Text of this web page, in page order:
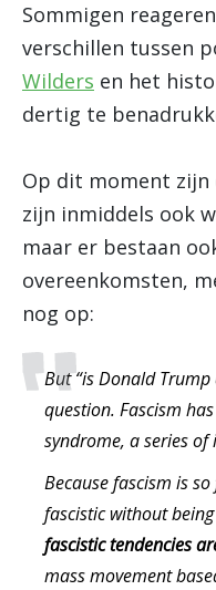
Sommigen
verschillen tussen
Wilders en het
dertig te
Op dit moment zijn
zijn inmiddels ook
maar er bestaan
overeenkomsten,
nog op:
But “is Donald
question. Fascism
syndrome, a series
Because fascism is
fascistic without
fascistic tendencies
mass movement